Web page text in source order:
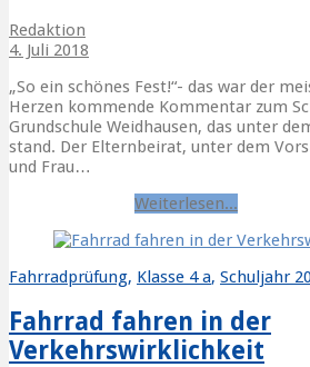
Redaktion
4. Juli 2018
„So ein schönes Fest!“- das war der
Herzen kommende Kommentar zum
Grundschule Weidhausen, das unter
stand. Der Elternbeirat, unter dem
und Frau…
Weiterlesen...
Fahrradprüfung, Klasse 4 a, Schuljahr
Fahrrad fahren in der
Verkehrswirklichkeit